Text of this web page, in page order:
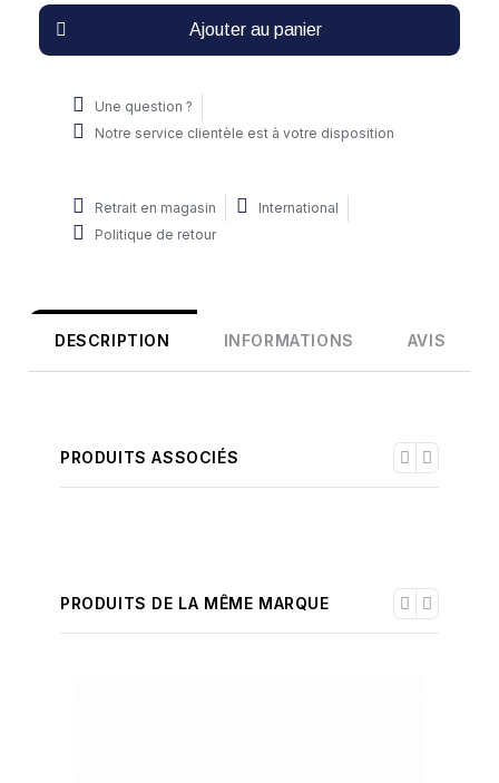
Ajouter au panier
Une question ?
Notre service clientèle est à votre disposition
Retrait en magasin
International
Politique de retour
DESCRIPTION INFORMATIONS AVIS
PRODUITS ASSOCIÉS
PRODUITS DE LA MÊME MARQUE